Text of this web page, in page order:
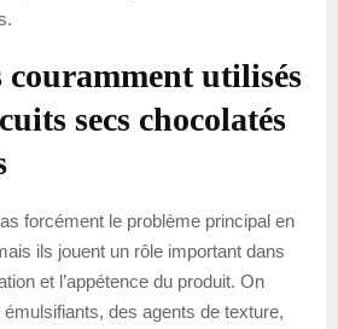
utilisés
secs chocolatés
forcément le problème principal en
ils jouent un rôle important dans
et l’appétence du produit. On
des agents de texture,